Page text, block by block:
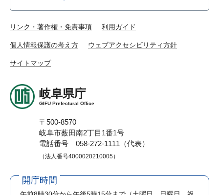
リンク・著作権・免責事項 利用ガイド
個人情報保護の考え方 ウェブアクセシビリティ方針
サイトマップ
岐阜県庁
GIFU Prefectural Office
〒500-8570
岐阜市薮田南2丁目1番1号
電話番号 058-272-1111（代表）
（法人番号4000020210005）
開庁時間